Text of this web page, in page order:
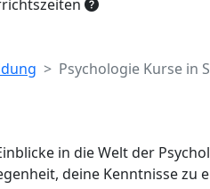
Psychologie Kurse in
in die Welt der
deine Kenntnisse